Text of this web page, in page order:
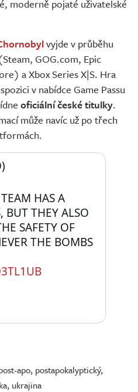
moderně pojaté uživatelské
vyjde v průběhu
GOG.com, Epic
a Xbox Series X|S. Hra
v nabídce Game Passu
oficiální české titulky.
může navíc už po třech
HAS A
BUT THEY ALSO
SAFETY OF
THE BOMBS
apo, postapokalyptický,
, ukrajina